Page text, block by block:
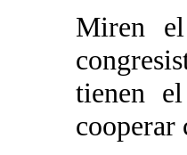
Miren
tienen
cooperar